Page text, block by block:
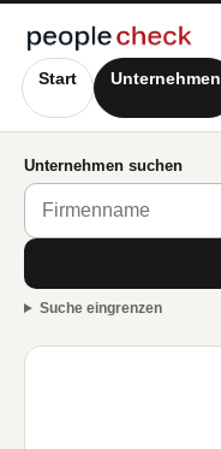
Start Unternehmen
Unternehmen suchen
Suche eingrenzen